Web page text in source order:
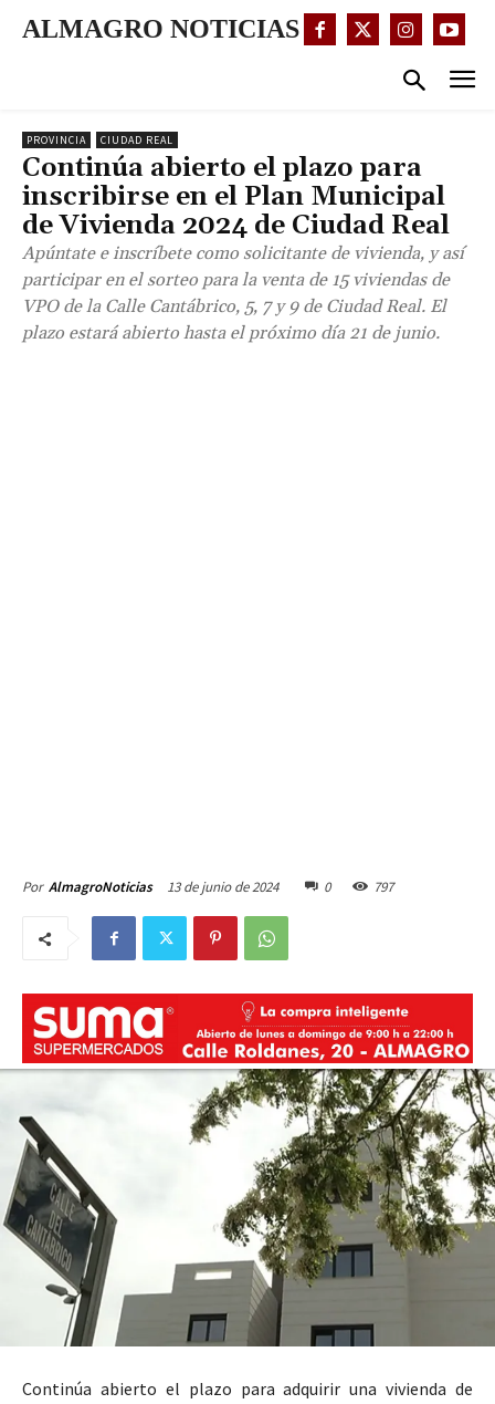
ALMAGRO NOTICIAS
PROVINCIA CIUDAD REAL
Continúa abierto el plazo para
inscribirse en el Plan Municipal
de Vivienda 2024 de Ciudad Real
Apúntate e inscríbete como solicitante de vivienda, y así
participar en el sorteo para la venta de 15 viviendas de
VPO de la Calle Cantábrico, 5, 7 y 9 de Ciudad Real. El
plazo estará abierto hasta el próximo día 21 de junio.
Por AlmagroNoticias 13 de junio de 2024 0 797
Continúa abierto el plazo para adquirir una vivienda de